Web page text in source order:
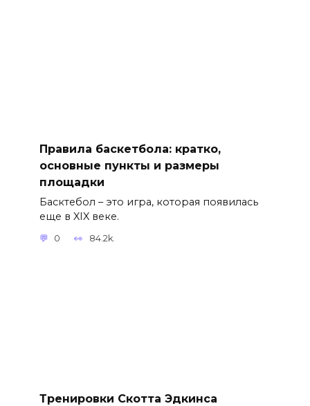
Правила баскетбола: кратко,
основные пункты и размеры
площадки
Басктебол – это игра, которая появилась
еще в XIX веке.
0 84.2k.
Тренировки Скотта Эдкинса